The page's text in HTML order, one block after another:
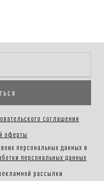
соглашения
оферты
персональных данных в
персональных данных
рассылки